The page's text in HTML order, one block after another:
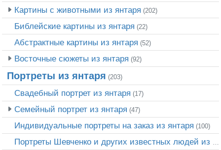
Картины с животными из янтаря (202)
Библейские картины из янтаря (22)
Абстрактные картины из янтаря (52)
Восточные сюжеты из янтаря (92)
Портреты из янтаря (203)
Свадебный портрет из янтаря (17)
Семейный портрет из янтаря (47)
Индивидуальные портреты на заказ из янтаря (100)
Портреты Шевченко и других известных людей из янтаря